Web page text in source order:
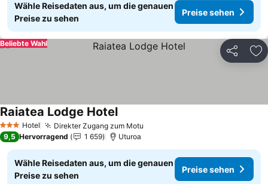
Wähle Reisedaten aus, um die genauen
Preise zu sehen
Preise sehen
Teilen
Beliebte Wahl
3 SterneHotel Direkter Zugang zum Motu
Raiatea Lodge HotelPreise sehen
9,5 Hervorragend 1 659 Uturoa
Wähle Reisedaten aus, um die genauen
Preise zu sehen
Preise sehen